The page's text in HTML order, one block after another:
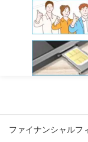
ファイナンシャルフ